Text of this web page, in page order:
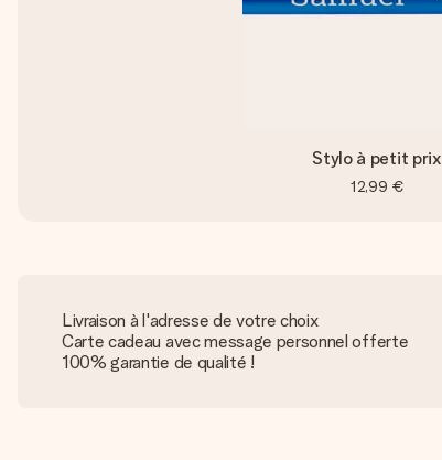
Stylo à petit prix
12,99 €
Livraison à l'adresse de votre choix
Carte cadeau avec message personnel offerte
100% garantie de qualité !